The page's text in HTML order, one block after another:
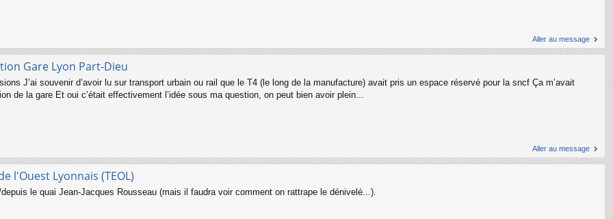
Aller au message
Gare Lyon Part-Dieu
J’ai souvenir d’avoir lu sur transport urbain ou rail que le T4 (le long de la manufacture) avait pris un espace réservé pour la sncf Ça m’avait
de la gare Et oui c’était effectivement l’idée sous ma question, on peut bien avoir plein...
Aller au message
l'Ouest Lyonnais (TEOL)
le quai Jean-Jacques Rousseau (mais il faudra voir comment on rattrape le dénivelé...).